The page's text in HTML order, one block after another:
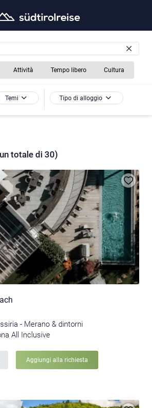
Attività Tempo libero Cultura
Temi Tipo di alloggio
totale di 30)
- Merano & dintorni
All Inclusive
Aggiungi alla richiesta